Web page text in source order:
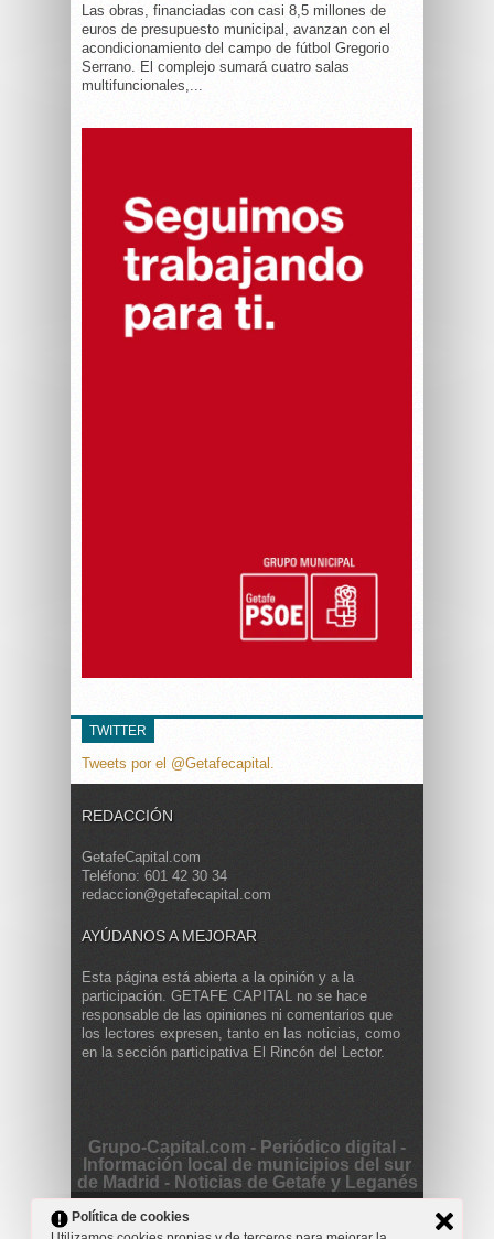
Las obras, financiadas con casi 8,5 millones de
euros de presupuesto municipal, avanzan con el
acondicionamiento del campo de fútbol Gregorio
Serrano. El complejo sumará cuatro salas
multifuncionales,...
TWITTER
Tweets por el @Getafecapital.
REDACCIÓN
GetafeCapital.com
Teléfono: 601 42 30 34
redaccion@getafecapital.com
AYÚDANOS A MEJORAR
Esta página está abierta a la opinión y a la
participación. GETAFE CAPITAL no se hace
responsable de las opiniones ni comentarios que
los lectores expresen, tanto en las noticias, como
en la sección participativa El Rincón del Lector.
Grupo-Capital.com - Periódico digital -
Información local de municipios del sur
de Madrid - Noticias de Getafe y Leganés
Copyright © 2013 Getafe Capital. Powered by
Project
Política de cookies